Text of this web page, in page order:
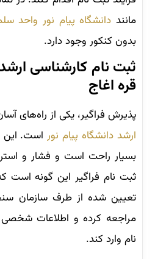
مانند دانشگاه پیام نور واحد
بدون کنکور وجود دارد.
ثبت نام کارشناسی
قره اغاج
پذیرش فراگیر، یکی از راه‌های
ارشد دانشگاه پیام نوراست. این
بسیار راحت است و فشار و
ثبت نام فراگیر این گونه
تعیین شده از طرف سازمان
مراجعه کرده و اطلاعات
نام وارد کند.